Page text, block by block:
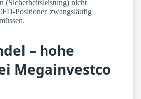
(Sicherheitsleistung) nicht
Positionen zwangsläufig
– hohe
Megainvestco